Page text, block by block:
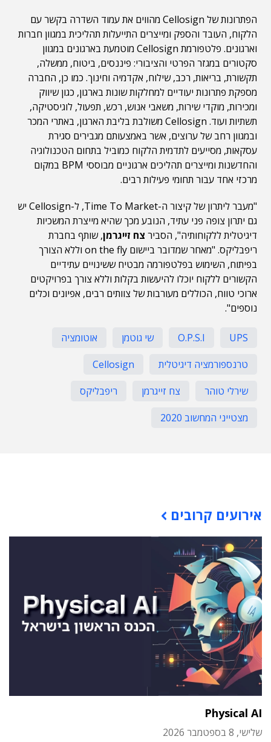
הפתרונות של Cellosign מהווים את עמוד השדרה בקשר עם
הלקוח, העובד והספק ומייצרים התייעלות תהליכית במגוון חברות
וארגונים. פלטפורמת Cellosign מוטמעת בארגונים במגוון
סקטורים במגזר הפרטי והציבורי: פיננסים, ביטוח, ממשלה,
תקשורת, בריאות, רכב, שילוח, אקדמיה וחינוך. כמו כן, החברה
מספקת פתרונות יעודיים למחלקות שונות בארגון, כגון שיווק
ומכירות, מוקדי שירות, משאבי אנוש, רכש, תפעול, לוגיסטיקה,
תשתיות ועוד. Cellosign משולבת בליבת הארגון, באתרי המכר
ובמגוון רחב של ערוצים, אשר באמצעותם מגבירים סגירת
עסקאות, מסייעים לתדמית הלקוח כמוביל בתחום הטכנולוגיה
והחדשנות ומייצרים תהליכים ארגוניים מבוססי BPM במקום
מרכזי אחד עבור תחומי פעילות רבים.
"מעבר ליתרון של קיצור ה-Time To Market, ל-Cellosign יש
גם יתרון צופה פני עתיד, הנובע מכך שהיא מייצרת המשכיות
דיגיטלית ללקוחותיה", הסביר צח זייגרמן, שותף בחברת
ריפבליקס. "מאחר שמדובר ביישום on the fly וללא הצורך
בפיתוח, השימוש בפלטפורמה מבטיח ששינויים עתידיים
הקשורים ללקוח יוכלו להיעשות בקלות וללא צורך בפרויקטים
ארוכי טווח, הכוללים מעורבות של צוותים רבים, אפיונים וכלים
נוספים".
UPS
O.P.S.I שי גוטמן
אוטומציה
טרנספורמציה דיגיטלית
Cellosign
שירלי טוהר
צח זייגרמן
ריפבליקס
מצטייני המחשוב 2020
אירועים קרובים
Physical AI
שלישי, 8 בספטמבר 2026